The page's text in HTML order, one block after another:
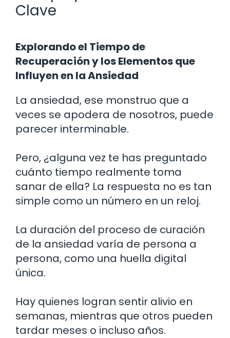
Clave
Explorando el Tiempo de
Recuperación y los Elementos que
Influyen en la Ansiedad
La ansiedad, ese monstruo que a
veces se apodera de nosotros, puede
parecer interminable.
Pero, ¿alguna vez te has preguntado
cuánto tiempo realmente toma
sanar de ella? La respuesta no es tan
simple como un número en un reloj.
La duración del proceso de curación
de la ansiedad varía de persona a
persona, como una huella digital
única.
Hay quienes logran sentir alivio en
semanas, mientras que otros pueden
tardar meses o incluso años.